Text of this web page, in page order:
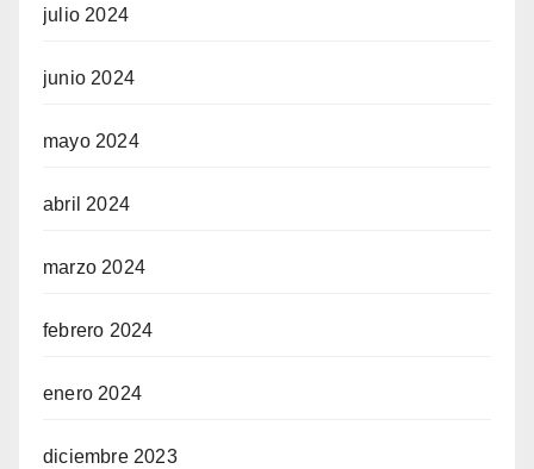
julio 2024
junio 2024
mayo 2024
abril 2024
marzo 2024
febrero 2024
enero 2024
diciembre 2023